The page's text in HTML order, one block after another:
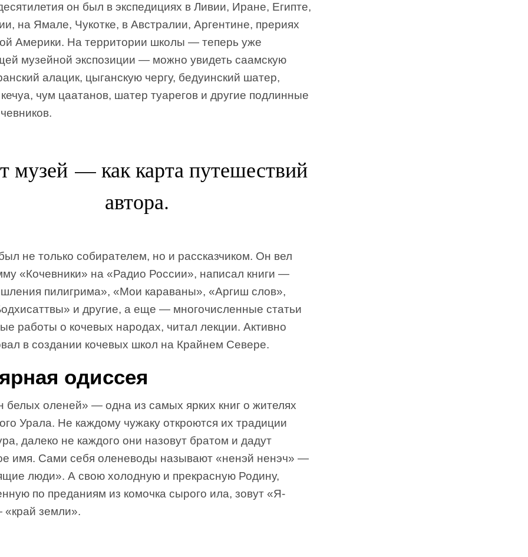
он был в экспедициях в Ливии, Иране, Египте,
на Ямале, Чукотке, в Австралии, Аргентине, прериях
Америки. На территории школы — теперь уже
музейной экспозиции — можно увидеть саамскую
алацик, цыганскую чергу, бедуинский шатер,
чум цаатанов, шатер туарегов и другие подлинные
музей — как карта путешествий
автора.
не только собирателем, но и рассказчиком. Он вел
«Кочевники» на «Радио России», написал книги —
пилигрима», «Мои караваны», «Аргиш слов»,
и другие, а еще — многочисленные статьи
работы о кочевых народах, читал лекции. Активно
в создании кочевых школ на Крайнем Севере.
одиссея
белых оленей» — одна из самых ярких книг о жителях
Урала. Не каждому чужаку откроются их традиции
далеко не каждого они назовут братом и дадут
имя. Сами себя оленеводы называют «ненэй ненэч» —
люди». А свою холодную и прекрасную Родину,
по преданиям из комочка сырого ила, зовут «Я-
земли».